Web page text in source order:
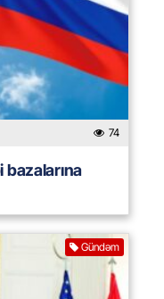
74
bazalarına
Gündəm